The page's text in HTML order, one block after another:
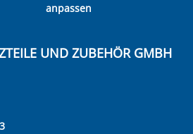
anpassen
UND ZUBEHÖR GMBH